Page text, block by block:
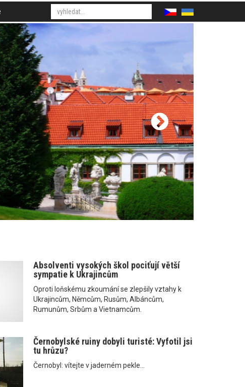
Absolventi vysokých škol pociťují větší
sympatie k Ukrajincům
Oproti loňskému zkoumání se zlepšily vztahy k
Ukrajincům, Němcům, Rusům, Albáncům,
Rumunům, Srbům a Vietnamcům.
Černobylské ruiny dobyli turisté: Vyfotil jsi
tu hrůzu?
Černobyl: vítejte v jaderném pekle...